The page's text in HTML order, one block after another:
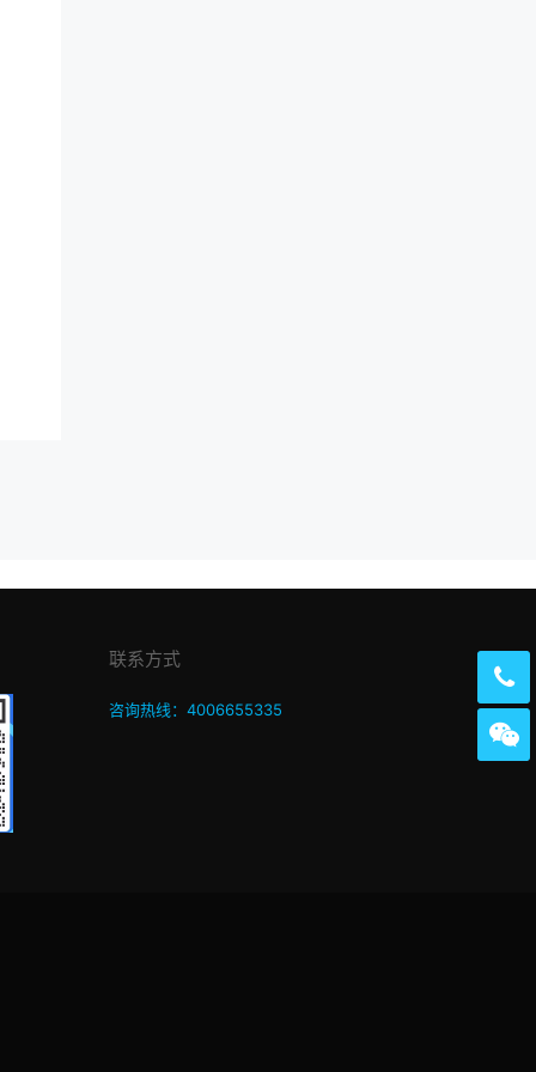
联系方式
咨询热线：4006655335